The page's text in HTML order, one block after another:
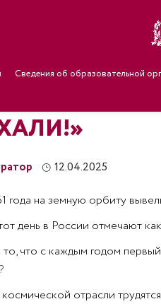
Сведения об образовательной
12.04.2025
года на земную орбиту
день в России отмечают
что с каждым годом
?
отрасли